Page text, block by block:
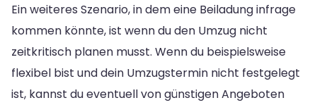
Ein weiteres Szenario, in dem eine Beiladung infrage
kommen könnte, ist wenn du den Umzug nicht
zeitkritisch planen musst. Wenn du beispielsweise
flexibel bist und dein Umzugstermin nicht festgelegt
ist, kannst du eventuell von günstigen Angeboten